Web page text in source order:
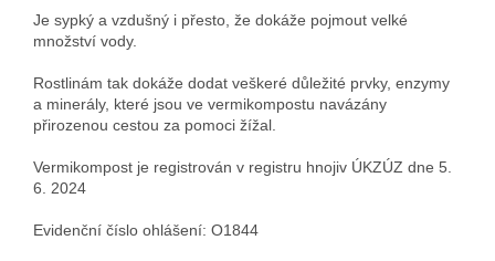
Je sypký a vzdušný i přesto, že dokáže pojmout velké
množství vody.
Rostlinám tak dokáže dodat veškeré důležité prvky, enzymy
a minerály, které jsou ve vermikompostu navázány
přirozenou cestou za pomoci žížal.
Vermikompost je registrován v registru hnojiv ÚKZÚZ dne 5.
6. 2024
Evidenční číslo ohlášení: O1844